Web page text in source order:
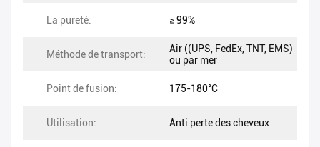
La pureté: ≥ 99%
Méthode de transport:
Air ((UPS, FedEx, TNT, EMS)
ou par mer
Point de fusion: 175-180°C
Utilisation: Anti perte des cheveux